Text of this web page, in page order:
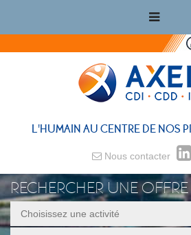
L'HUMAIN AU CENTRE DE NOS
Nous contacter
RECHERCHER UNE OFFRE